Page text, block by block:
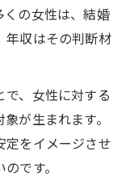
の女性は、結婚
年収はその判断材
で、女性に対する
が生まれます。
定をイメージさせ
です。